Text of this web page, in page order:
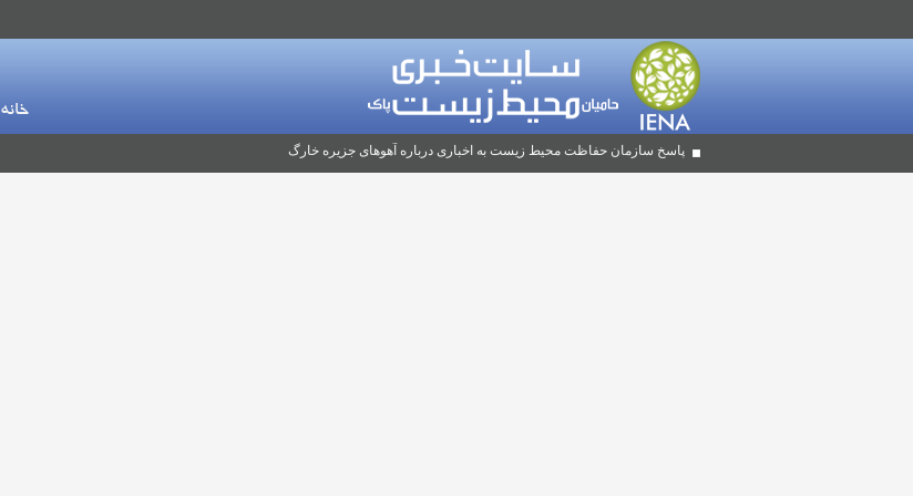
خانه
پاسخ سازمان حفاظت محیط زیست به اخباری درباره آهوهای جزیره خارگ